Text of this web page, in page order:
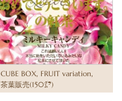
CUBE BOX, FRUIT variation,
茶葉販売(150㌘)